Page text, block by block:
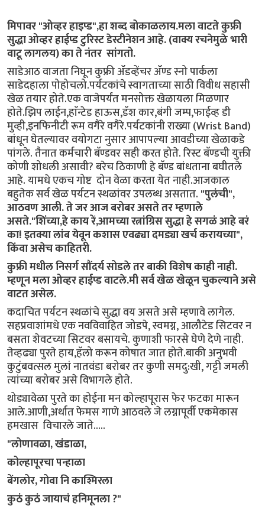
मिपावर "ओव्हर हाइप्ड",हा शब्द बोकाळलाय.मला वाटते कुफ्री
सुद्धा ओव्हर हाईप्ड टुरिस्ट डेस्टीनेशन आहे. (वाक्य रचनेमुळे भारी
वाटू लागलय) का ते नंतर सांगतो.
साडेआठ वाजता निघून कुफ्री ॲडव्हेंचर ॲण्ड स्नो पार्कला
साडेदहाला पोहोचलो.पर्यटकांचे स्वागताच्या साठी विवीध सहासी
खेळ तयार होते.एक वाजेपर्यंत मनसोक्त खेळायला मिळणार
होते.झिप लाईन,हाॅन्टेड हाऊस,डॅश कार,बंगी जम्प,फाईव्ह डी
मुव्ही,इनफिनीटी रूम वगैरे वगैरे.पर्यटकांनी राख्या (Wrist Band)
बांधून घेतल्यावर वयोगटा नुसार आपापल्या आवडीच्या खेळाकडे
पांगले. तैनात कर्मचारी बॅण्डवर सही करत होते. रिस्ट बॅण्डची युक्ती
कोणी शोधली असावी? बरेच ठिकाणी हे बॅण्ड बांधताना बघीतले
आहे. यामधे एकच गोष्ट दोन वेळा करता येत नाही.आजकाल
बहुतेक सर्व खेळ पर्यटन स्थळांवर उपलब्ध असतात."पुलंची",
आठवण आली. ते जर आज बरोबर असते तर म्हणाले
असते."शिंच्या,हे काय रें,आमच्या रत्नांग्रिस सुद्धा हे सगळं आहे बरं
का! इतक्या लांब येवून कशास एवढ्या दमड्या खर्च करायच्या",
किंवा असेच काहितरी.
कुफ्री मधील निसर्ग सौंदर्य सोडले तर बाकी विशेष काही नाही.
म्हणून मला ओव्हर हाईप्ड वाटले.मी सर्व खेळ खेळून चुकल्याने असे
वाटत असेल.
कदाचित पर्यटन स्थळांचे सुद्धा वय असते असे म्हणावे लागेल.
सहप्रवाशांमधे एक नवविवाहित जोडपे, स्वमग्न, आलौटेड सिटवर न
बसता शेवटच्या सिटवर बसायचे. कुणाशी फारसे घेणे देणे नाही.
तेव्हढ्या पुरते हाय,हॅलो करून कोषात जात होते.बाकी अनुभवी
कुटुंबवत्सल मुलां नातवंडा बरोबर तर कुणी समदु:खी, गट्टी जमली
त्यांच्या बरोबर असे विभागले होते.
थोड्यावेळा पुरते का होईना मन कोल्हापूरास फेर फटका मारून
आले.आणी,अर्थात फेमस गाणे आठवले जे लग्नापूर्वी एकमेकास
हमखास विचारले जाते.....
"लोणावळा, खंडाळा,
कोल्हापूरचा पन्हाळा
बेंगलोर, गोवा नि काश्मिरला
कुठं कुठं जायाचं हनिमूनला ?"